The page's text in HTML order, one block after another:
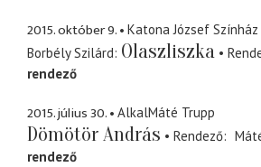
2015. október 9.
Katona József Színház
Borbély Szilárd Olaszliszka
rendező
2015. július 30. AlkalMáté Trupp
Dömötör András Rendező
rendező